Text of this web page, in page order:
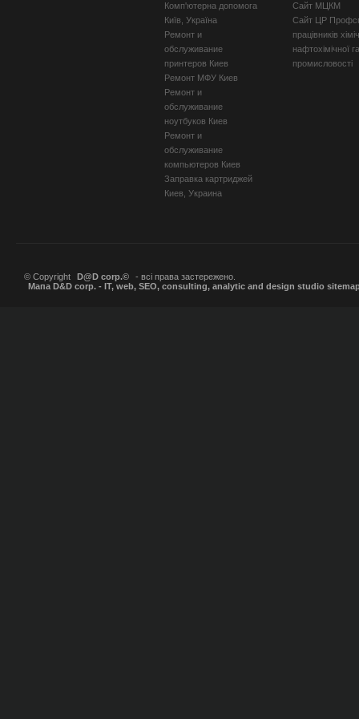
Комп'ютерна допомога
Київ, Україна
Ремонт и
обслуживание
принтеров Киев
Ремонт МФУ Киев
Ремонт и
обслуживание
ноутбуков Киев
Ремонт и
обслуживание
компьютеров Киев
Заправка картриджей
Киев, Украина
Сайт МЦКМ
Сайт ЦР
працівників
нафтохімічної
промисловості
© Copyright D@D corp.©
- всі права застережено.
Мапа D&D corp. - IT, web, SEO, consulting, analytic and design studio